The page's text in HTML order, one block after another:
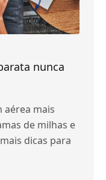
nunca
aérea mais
de milhas e
dicas para